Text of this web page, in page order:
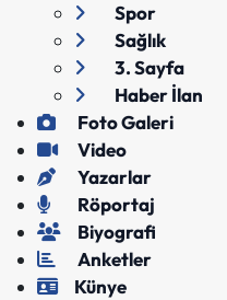
Spor
Sağlık
3. Sayfa
Haber İlan
Foto Galeri
Video
Yazarlar
Röportaj
Biyografi
Anketler
Künye